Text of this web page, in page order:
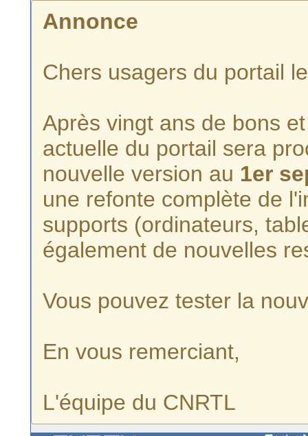
Annonce
Chers usagers du portail
Après vingt ans de bons
actuelle du portail sera
nouvelle version au 1er
une refonte complète de
supports (ordinateurs,
également de nouvelles
Vous pouvez tester la
En vous remerciant,
L'équipe du CNRTL